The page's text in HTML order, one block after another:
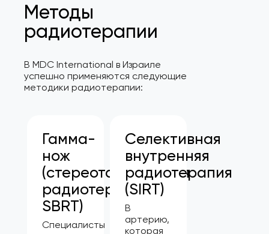
Методы
радиотерапии
В MDC International в Израиле
успешно применяются следующие
методики радиотерапии:
Гамма-
нож
(стереотаксическая
радиотерапия,
SBRT)
Специалисты
Селективная
внутренняя
радиотерапия
(SIRT)
В
артерию,
которая